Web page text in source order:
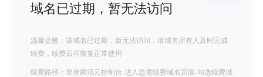
域名已过期，暂无法访问
温馨提醒：该域名已过期，暂无法访问，请域名所有人及时完成
续费，续费后可恢复正常使用
续费路径：登录腾讯云控制台-进入急需续费域名页面-勾选续费域